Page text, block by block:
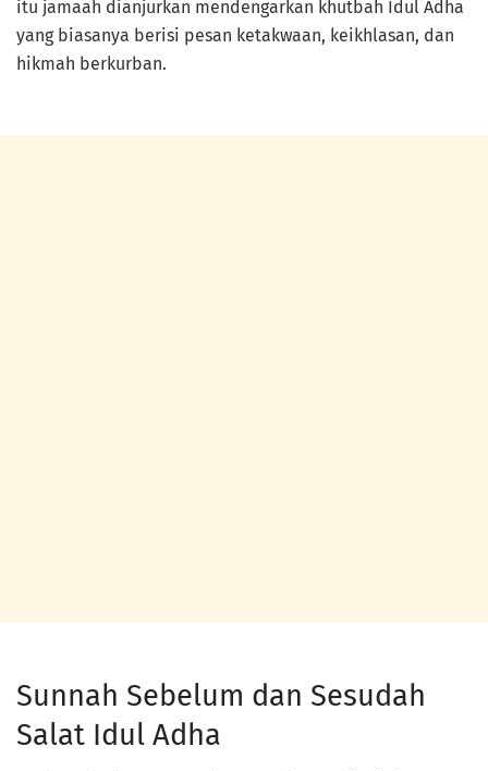
itu jamaah dianjurkan mendengarkan khutbah Idul Adha
yang biasanya berisi pesan ketakwaan, keikhlasan, dan
hikmah berkurban.
Sunnah Sebelum dan Sesudah
Salat Idul Adha